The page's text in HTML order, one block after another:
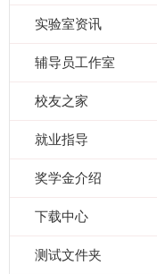
实验室资讯
辅导员工作室
校友之家
就业指导
奖学金介绍
下载中心
测试文件夹